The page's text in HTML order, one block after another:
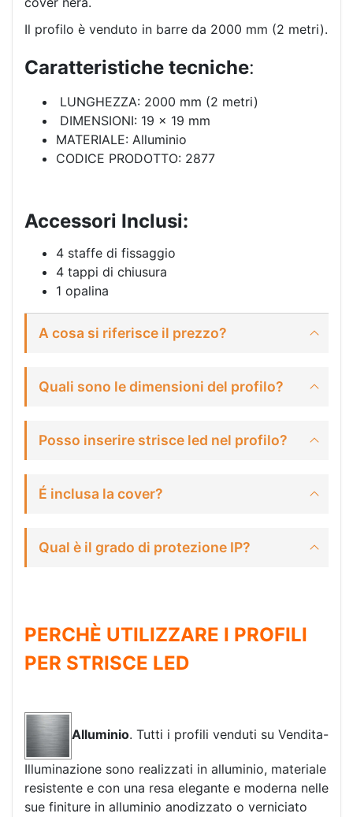
Il profilo è venduto in barre da 2000 mm (2 metri).
Caratteristiche tecniche:
LUNGHEZZA: 2000 mm (2 metri)
DIMENSIONI: 19 x 19 mm
MATERIALE: Alluminio
CODICE PRODOTTO: 2877
Accessori Inclusi:
4 staffe di fissaggio
4 tappi di chiusura
1 opalina
A cosa si riferisce il prezzo?
Quali sono le dimensioni del profilo?
Posso inserire strisce led nel profilo?
É inclusa la cover?
Qual è il grado di protezione IP?
PERCHÈ UTILIZZARE I PROFILI
PER STRISCE LED
Alluminio. Tutti i profili venduti su Vendita-
Illuminazione sono realizzati in alluminio, materiale
resistente e con una resa elegante e moderna nelle
sue finiture in alluminio anodizzato o verniciato